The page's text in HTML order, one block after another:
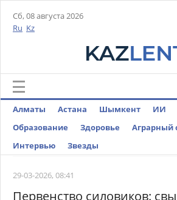
Сб, 08 августа 2026
Ru Kz
Алматы Астана Шымкент ИИ
Образование
Здоровье Аграрный
Интервью
Звезды
29-03-2026, 08:41
Первенство силовиков: